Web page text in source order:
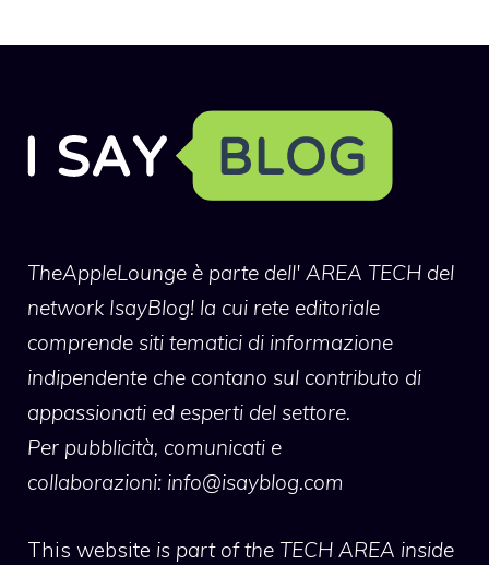
TheAppleLounge è parte dell' AREA TECH del
network IsayBlog! la cui rete editoriale
comprende siti tematici di informazione
indipendente che contano sul contributo di
appassionati ed esperti del settore.
Per pubblicità, comunicati e
collaborazioni: info@isayblog.com
This website is part of the TECH AREA inside